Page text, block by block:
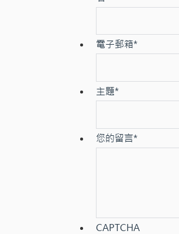
電子郵箱*
主題*
您的留言*
CAPTCHA